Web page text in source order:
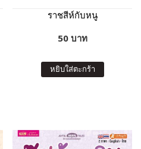
ราชสีห์กับหนู
50 บาท
หยิบใส่ตะกร้า